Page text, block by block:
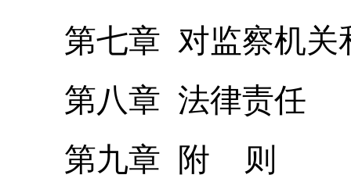
第七章 对监察机关
第八章 法律责任
第九章 附 则